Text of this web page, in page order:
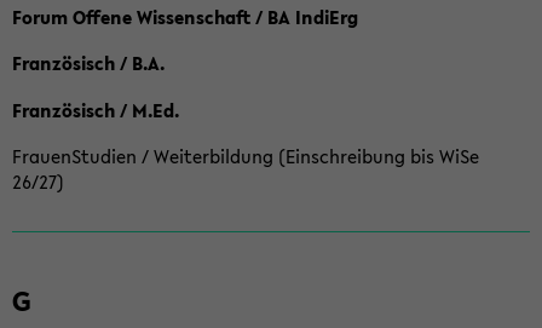
Forum Offene Wissenschaft / BA IndiErg
Französisch / B.A.
Französisch / M.Ed.
FrauenStudien / Weiterbildung (Einschreibung bis WiSe
26/27)
G